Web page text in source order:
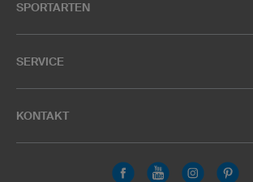
SPORTARTEN
SERVICE
KONTAKT